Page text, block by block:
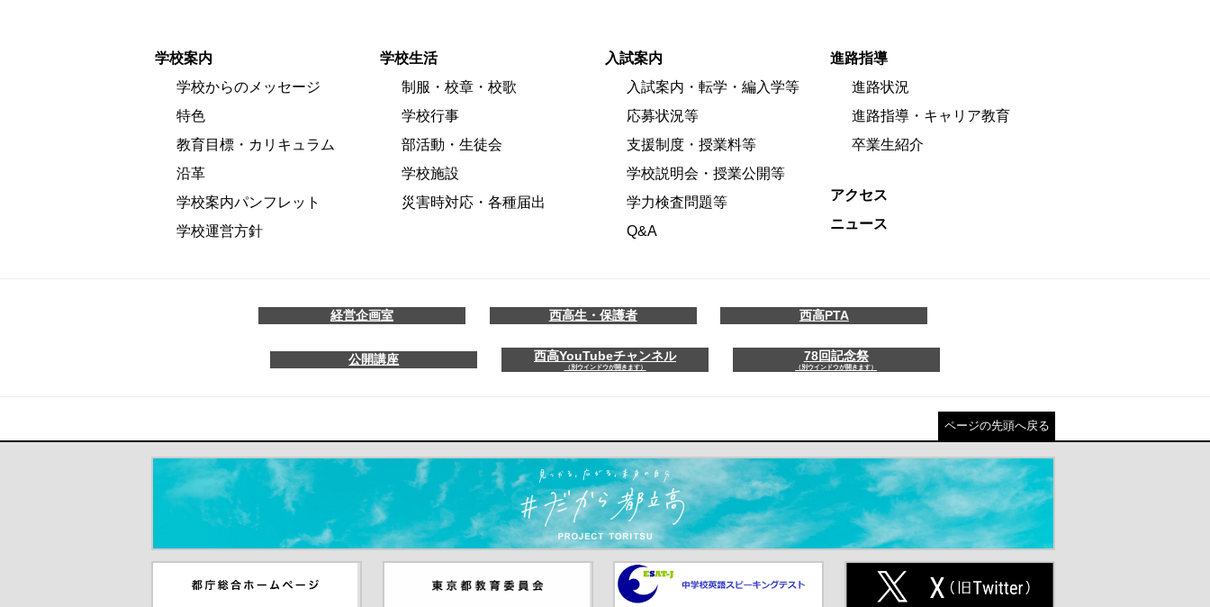
学校案内
学校からのメッセージ
特色
教育目標・カリキュラム
沿革
学校案内パンフレット
学校運営方針
学校生活
制服・校章・校歌
学校行事
部活動・生徒会
学校施設
災害時対応・各種届出
入試案内
入試案内・転学・編入学等
応募状況等
支援制度・授業料等
学校説明会・授業公開等
学力検査問題等
Q&A
進路指導
進路状況
進路指導・キャリア教育
卒業生紹介
アクセス
ニュース
経営企画室 西高生・保護者 西高PTA
公開講座 西高YouTubeチャンネル
（別ウインドウが開きます）
78回記念祭
（別ウインドウが開きます）
ページの先頭へ戻る
＃だから都立高（別ウインドウが開きます）
ンドウが開きます）
ウが開きます）
中学校英語スピーキングテスト
（別ウインドウが開きます）
X(旧Twitter)（別ウインドウが開
きます）